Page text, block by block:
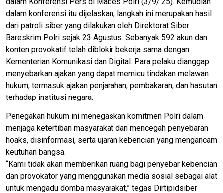
dalam konferensi itu dijelaskan, langkah ini merupakan hasil
dari patroli siber yang dilakukan oleh Direktorat Siber
Bareskrim Polri sejak 23 Agustus. Sebanyak 592 akun dan
konten provokatif telah diblokir bekerja sama dengan
Kementerian Komunikasi dan Digital. Para pelaku dianggap
menyebarkan ajakan yang dapat memicu tindakan melawan
hukum, termasuk ajakan penjarahan, pembakaran, dan hasutan
terhadap institusi negara.
Penegakan hukum ini menegaskan komitmen Polri dalam
menjaga ketertiban masyarakat dan mencegah penyebaran
hoaks, disinformasi, serta ujaran kebencian yang mengancam
keutuhan bangsa.
“Kami tidak akan memberikan ruang bagi penyebar kebencian
dan provokator yang menggunakan media sosial sebagai alat
untuk mengadu domba masyarakat,” tegas Dirtipidsiber